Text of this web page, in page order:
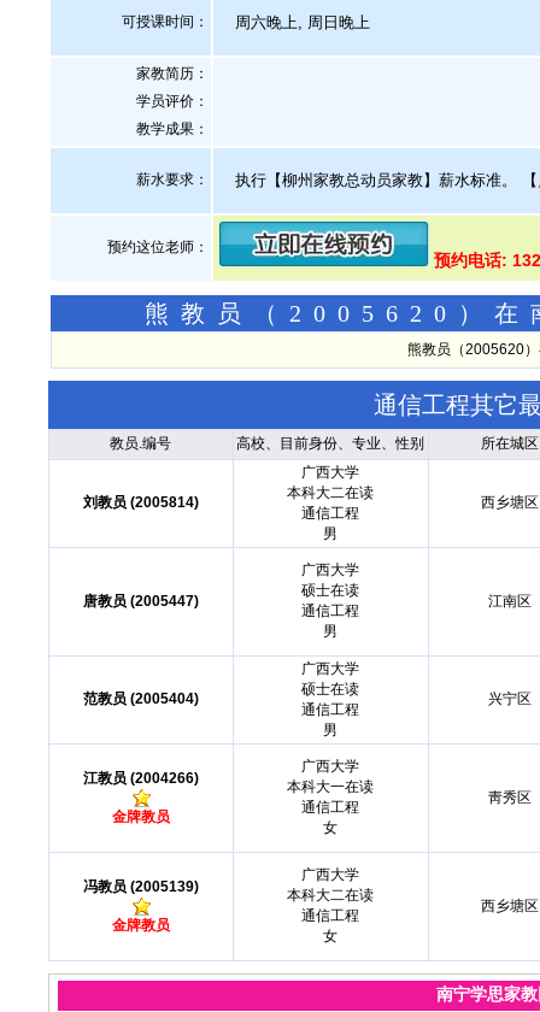
可授课时间： 周六晚上, 周日晚上
家教简历：
学员评价：
教学成果：
薪水要求： 执行【柳州家教总动员家教】薪水标准。 【
预约这位老师：
预约电话:
熊教员（2005620）在
熊教员（2005620
通信工程其它
教员.编号 高校、目前身份、专业、性别 所在城区
刘教员 (2005814)
广西大学
本科大二在读
通信工程
男
西乡塘区
唐教员 (2005447)
广西大学
硕士在读
通信工程
男
江南区
范教员 (2005404)
广西大学
硕士在读
通信工程
男
兴宁区
江教员 (2004266)
金牌教员
广西大学
本科大一在读
通信工程
女
靑秀区
冯教员 (2005139)
金牌教员
广西大学
本科大二在读
通信工程
女
西乡塘区
南宁学思家